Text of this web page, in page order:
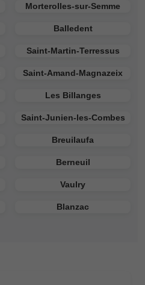
Morterolles-sur-Semme
Balledent
Saint-Martin-Terressus
Saint-Amand-Magnazeix
Les Billanges
Saint-Junien-les-Combes
Breuilaufa
Berneuil
Vaulry
Blanzac